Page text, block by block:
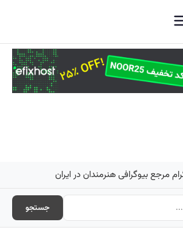
مرجع بیوگرافی هنرمندان در ایران
جستجو